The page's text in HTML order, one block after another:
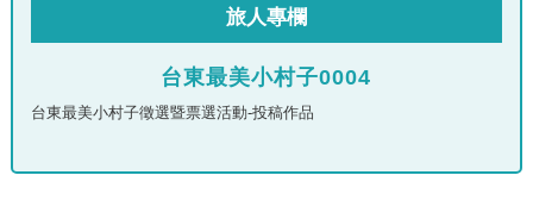
旅人專欄
台東最美小村子0004
台東最美小村子徵選暨票選活動-投稿作品